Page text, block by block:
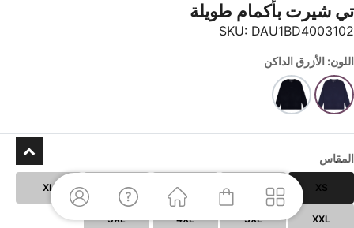
تي شيرت بأكمام طويلة
SKU: DAU1BD4003102
اللون: الأزرق الداكن
المقاس
XS
M
XL
XXL
3XL
4XL
5XL